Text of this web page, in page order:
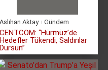
Aslıhan Aktay Gündem
CENTCOM: “Hürmüz’de
Hedefler Tükendi, Saldırılar
Dursun”